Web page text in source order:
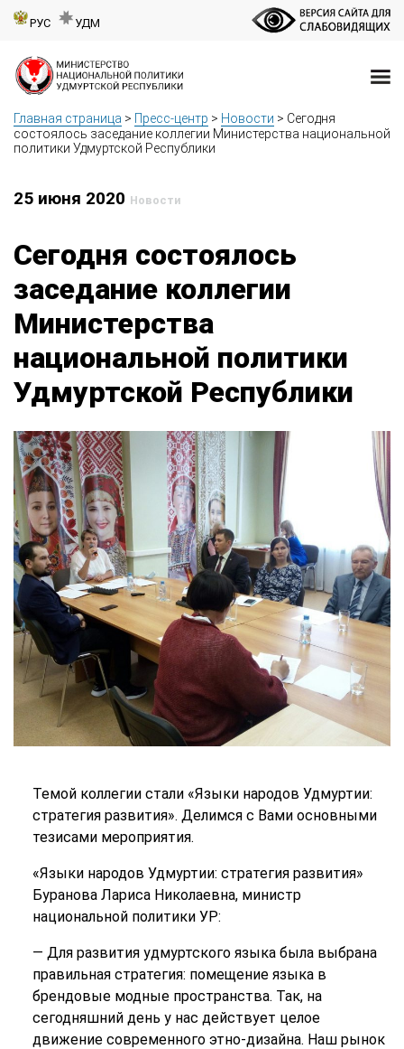
РУС УДМ
Главная страница > Пресс-центр > Новости > Сегодня
состоялось заседание коллегии Министерства национальной
политики Удмуртской Республики
25 июня 2020 Новости
Сегодня состоялось
заседание коллегии
Министерства
национальной политики
Удмуртской Республики
Темой коллегии стали «Языки народов Удмуртии:
стратегия развития». Делимся с Вами основными
тезисами мероприятия.
«Языки народов Удмуртии: стратегия развития»
Буранова Лариса Николаевна, министр
национальной политики УР:
— Для развития удмуртского языка была выбрана
правильная стратегия: помещение языка в
брендовые модные пространства. Так, на
сегодняшний день у нас действует целое
движение современного этно-дизайна. Наш рынок